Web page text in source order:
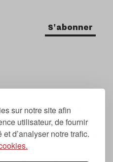
sur notre site afin
utilisateur, de fournir
d’analyser notre trafic.
S'abonner
sur la
dont la
2007.
« prochain », « suivant
du